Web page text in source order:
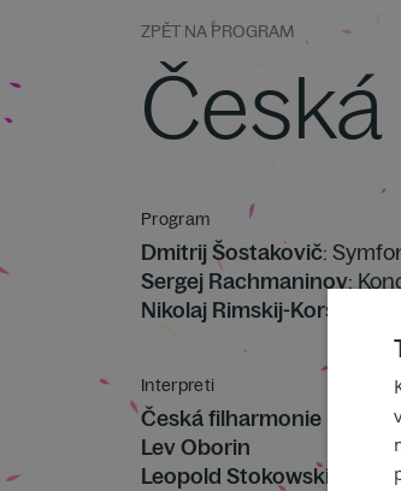
ZPĚT NA PROGRAM
Program
Dmitrij Šostakovič:
Sergej Rachmaninov:
Nikolaj Rimskij-Korsakov
Interpreti
Česká filharmonie
Lev Oborin
Leopold Stokowski